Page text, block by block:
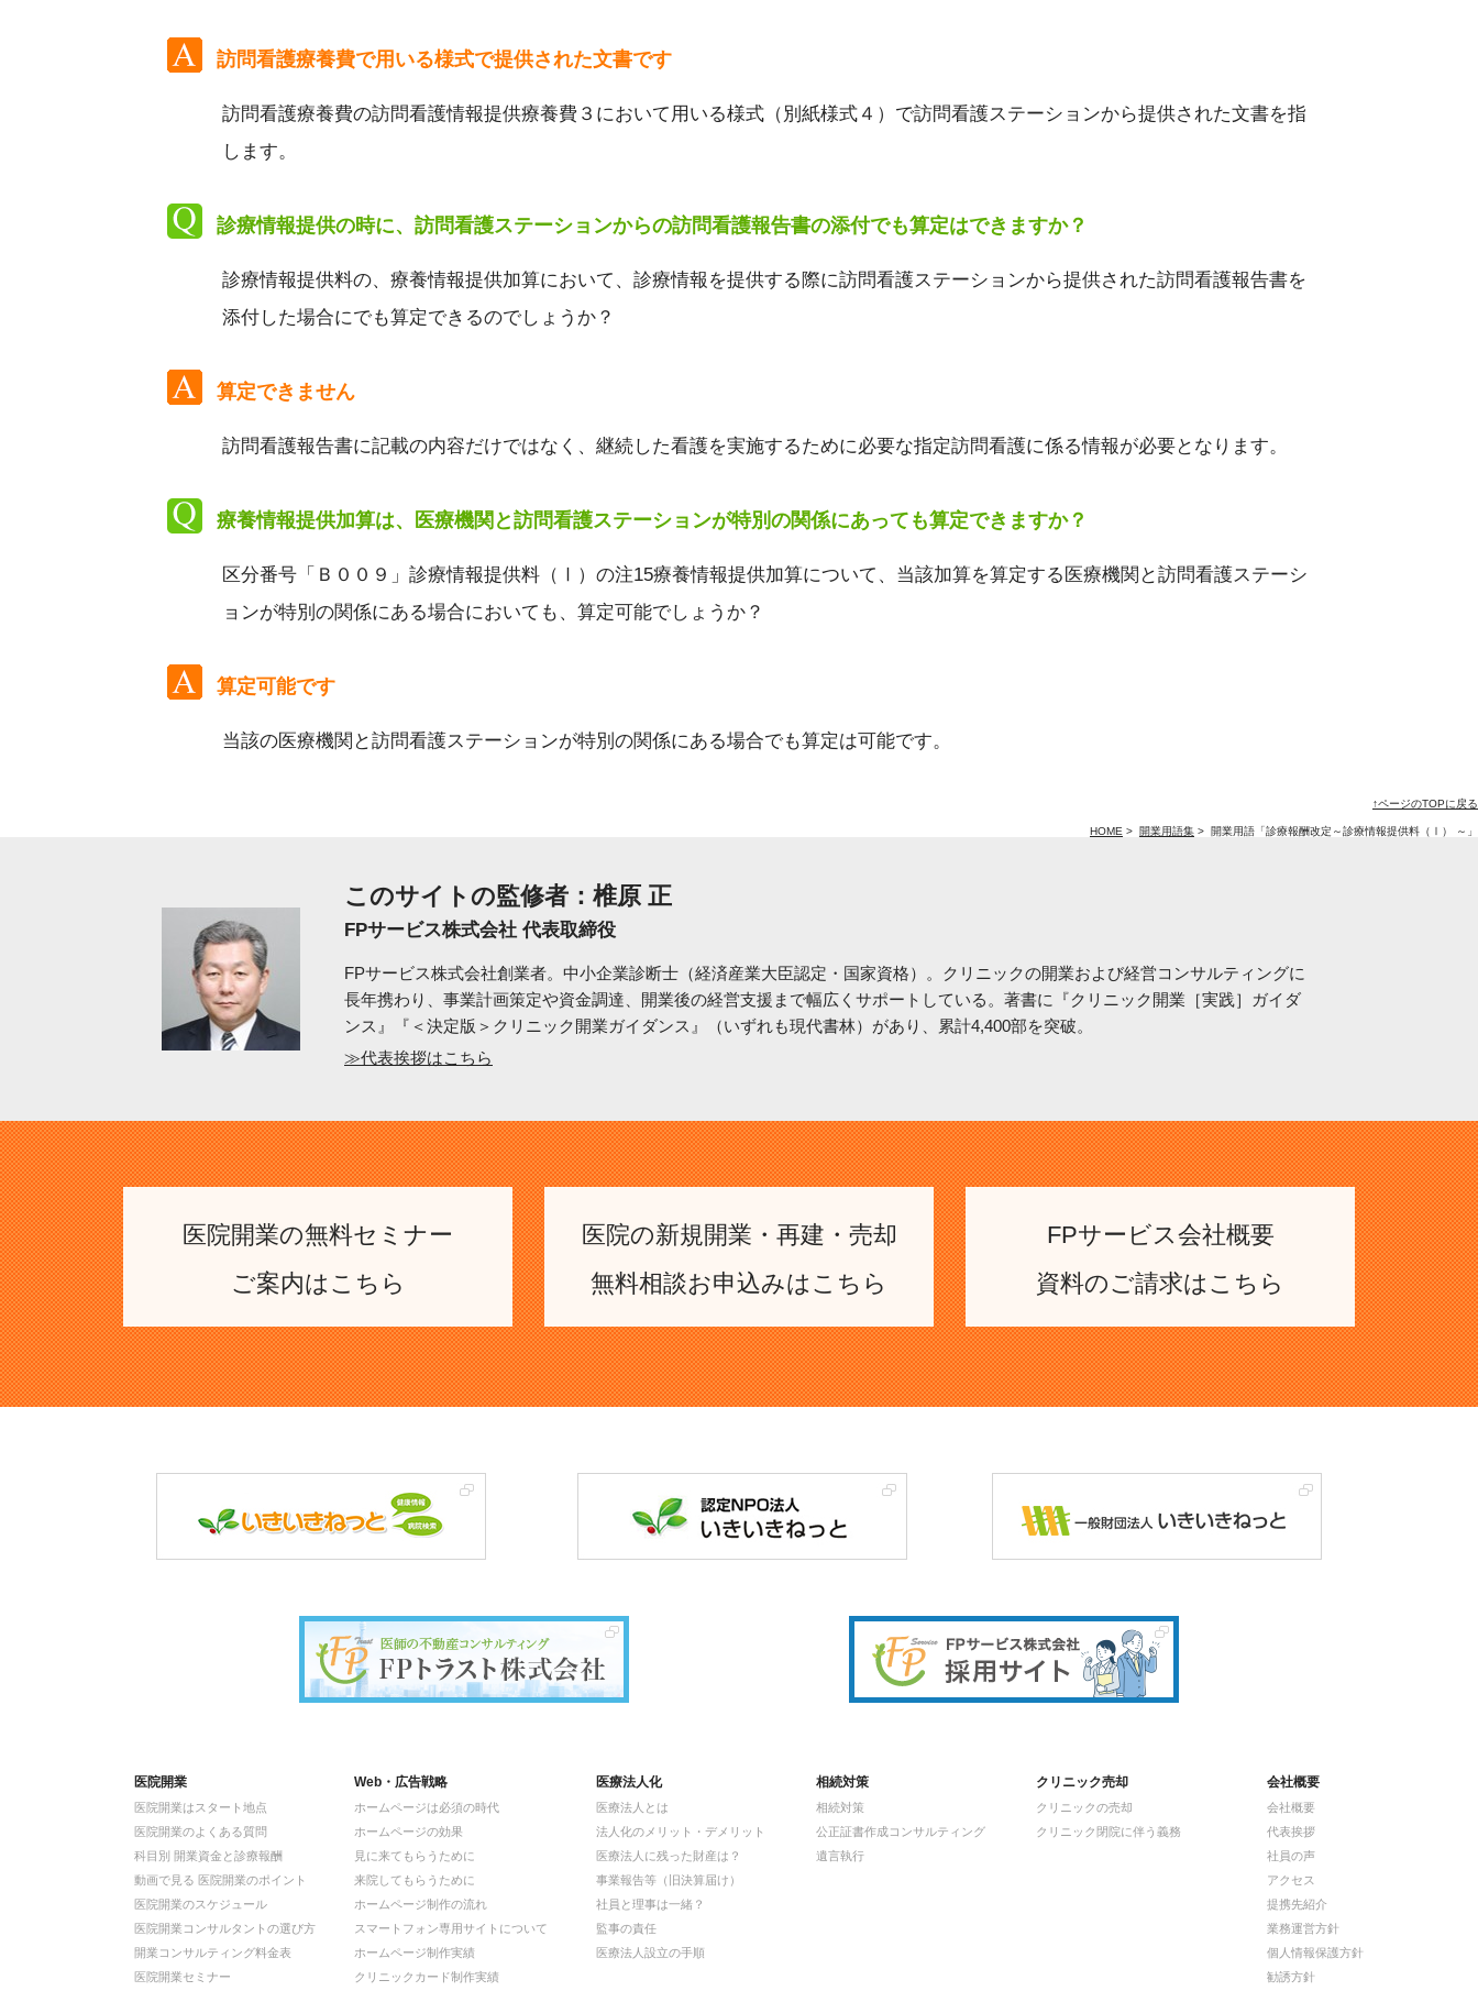
訪問看護療養費で用いる様式で提供された文書です
訪問看護療養費の訪問看護情報提供療養費３において用いる様式（別紙様式４）で訪問看護ステーションから提供された文書を指
します。
診療情報提供の時に、訪問看護ステーションからの訪問看護報告書の添付でも算定はできますか？
診療情報提供料の、療養情報提供加算において、診療情報を提供する際に訪問看護ステーションから提供された訪問看護報告書を
添付した場合にでも算定できるのでしょうか？
算定できません
訪問看護報告書に記載の内容だけではなく、継続した看護を実施するために必要な指定訪問看護に係る情報が必要となります。
療養情報提供加算は、医療機関と訪問看護ステーションが特別の関係にあっても算定できますか？
区分番号「Ｂ００９」診療情報提供料（Ⅰ）の注15療養情報提供加算について、当該加算を算定する医療機関と訪問看護ステーシ
ョンが特別の関係にある場合においても、算定可能でしょうか？
算定可能です
当該の医療機関と訪問看護ステーションが特別の関係にある場合でも算定は可能です。
↑ページのTOPに戻る
HOME > 開業用語集 > 開業用語「診療報酬改定～診療情報提供料（Ⅰ） ～」
このサイトの監修者：椎原 正
FPサービス株式会社 代表取締役
FPサービス株式会社創業者。中小企業診断士（経済産業大臣認定・国家資格）。クリニックの開業および経営コンサルティングに
長年携わり、事業計画策定や資金調達、開業後の経営支援まで幅広くサポートしている。著書に『クリニック開業［実践］ガイダ
ンス』『＜決定版＞クリニック開業ガイダンス』（いずれも現代書林）があり、累計4,400部を突破。
≫代表挨拶はこちら
医院開業の無料セミナー
ご案内はこちら
医院の新規開業・再建・売却
無料相談お申込みはこちら
FPサービス会社概要
資料のご請求はこちら
医院開業
医院開業はスタート地点
医院開業のよくある質問
科目別 開業資金と診療報酬
動画で見る 医院開業のポイント
医院開業のスケジュール
医院開業コンサルタントの選び方
開業コンサルティング料金表
医院開業セミナー
Web・広告戦略
ホームページは必須の時代
ホームページの効果
見に来てもらうために
来院してもらうために
ホームページ制作の流れ
スマートフォン専用サイトについて
ホームページ制作実績
クリニックカード制作実績
医療法人化
医療法人とは
法人化のメリット・デメリット
医療法人に残った財産は？
事業報告等（旧決算届け）
社員と理事は一緒？
監事の責任
医療法人設立の手順
相続対策
相続対策
公正証書作成コンサルティング
遺言執行
クリニック売却
クリニックの売却
クリニック閉院に伴う義務
会社概要
会社概要
代表挨拶
社員の声
アクセス
提携先紹介
業務運営方針
個人情報保護方針
勧誘方針